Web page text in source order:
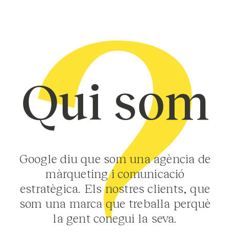
Qui som
Google diu que som una agència de
màrqueting i comunicació
estratègica. Els nostres clients, que
som una marca que treballa perquè
la gent conegui la seva.